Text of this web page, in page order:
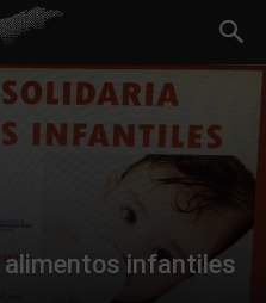
alimentos infantiles